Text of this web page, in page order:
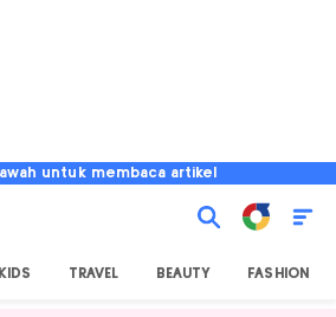
untuk membaca artikel
TRAVEL BEAUTY FASHION